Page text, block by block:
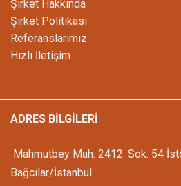
Şirket Hakkında
Şirket Politikası
Referanslarımız
Hızlı İletişim
ADRES BİLGİLERİ
Mahmutbey Mah. 2412. Sok. 54
Bağcılar/İstanbul